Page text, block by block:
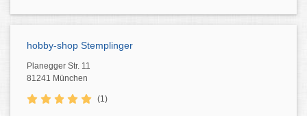
hobby-shop Stemplinger
Planegger Str. 11
81241 München
(1)